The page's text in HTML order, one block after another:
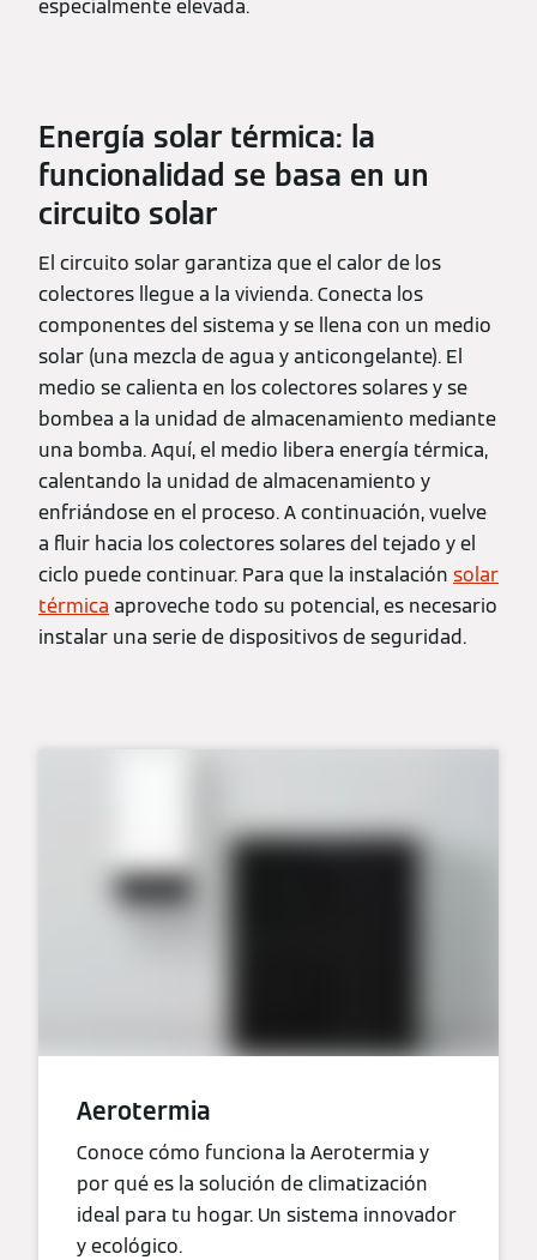
especialmente elevada.
Energía solar térmica: la
funcionalidad se basa en un
circuito solar
El circuito solar garantiza que el calor de los
colectores llegue a la vivienda. Conecta los
componentes del sistema y se llena con un medio
solar (una mezcla de agua y anticongelante). El
medio se calienta en los colectores solares y se
bombea a la unidad de almacenamiento mediante
una bomba. Aquí, el medio libera energía térmica,
calentando la unidad de almacenamiento y
enfriándose en el proceso. A continuación, vuelve
a fluir hacia los colectores solares del tejado y el
ciclo puede continuar. Para que la instalación solar
térmica aproveche todo su potencial, es necesario
instalar una serie de dispositivos de seguridad.
Aerotermia
Conoce cómo funciona la Aerotermia y
por qué es la solución de climatización
ideal para tu hogar. Un sistema innovador
y ecológico.